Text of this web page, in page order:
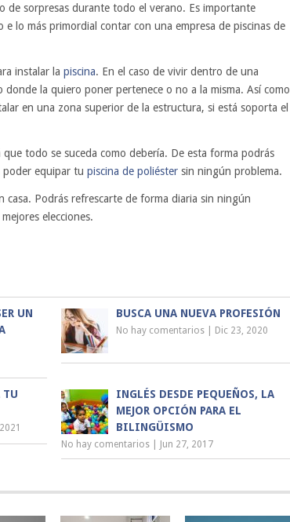
de sorpresas durante todo el verano. Es importante
lo más primordial contar con una empresa de piscinas de
instalar la piscina. En el caso de vivir dentro de una
la quiero poner pertenece o no a la misma. Así como
en una zona superior de la estructura, si está soporta el
todo se suceda como debería. De esta forma podrás
equipar tu piscina de poliéster sin ningún problema.
Podrás refrescarte de forma diaria sin ningún
elecciones.
UN
BUSCA UNA NUEVA PROFESIÓN
No hay comentarios Dic 23, 2020
TU
INGLÉS DESDE PEQUEÑOS, LA
MEJOR OPCIÓN PARA EL
BILINGÜISMO
No hay comentarios Jun 27, 2017